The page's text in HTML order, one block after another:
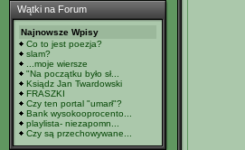
Wątki na Forum
Najnowsze Wpisy
Co to jest poezja?
slam?
...moje wiersze
"Na początku było sł...
Ksiądz Jan Twardowski
FRASZKI
Czy ten portal "umarł"?
Bank wysokooprocento...
playlista- niezapomn...
Czy są przechowywane...